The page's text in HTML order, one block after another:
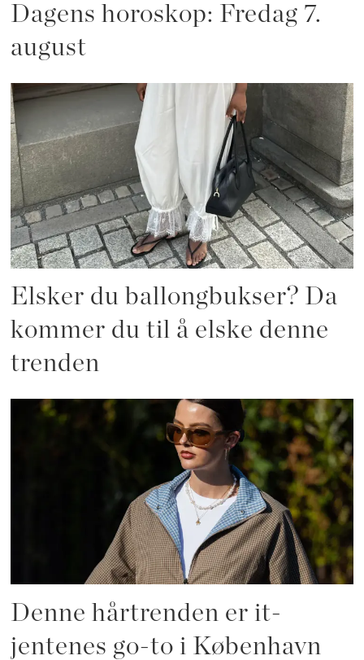
Dagens horoskop: Fredag 7.
august
Elsker du ballongbukser? Da
kommer du til å elske denne
trenden
Denne hårtrenden er it-
jentenes go-to i København